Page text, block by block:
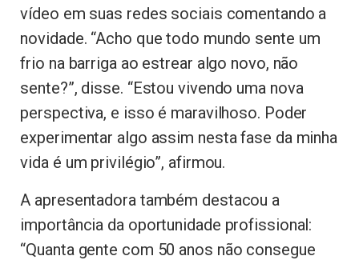
vídeo em suas redes sociais comentando a
novidade. “Acho que todo mundo sente um
frio na barriga ao estrear algo novo, não
sente?”, disse. “Estou vivendo uma nova
perspectiva, e isso é maravilhoso. Poder
experimentar algo assim nesta fase da minha
vida é um privilégio”, afirmou.
A apresentadora também destacou a
importância da oportunidade profissional:
“Quanta gente com 50 anos não consegue